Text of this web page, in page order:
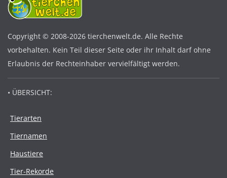
Copyright © 2008-2026 tierchenwelt.de. Alle Rechte
vorbehalten. Kein Teil dieser Seite oder ihr Inhalt darf ohne
Erlaubnis der Rechteinhaber vervielfältigt werden.
• ÜBERSICHT:
Tierarten
Tiernamen
Haustiere
Tier-Rekorde